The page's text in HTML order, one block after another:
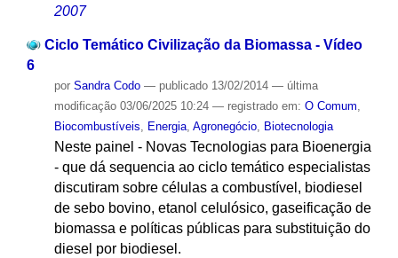
2007
Ciclo Temático Civilização da Biomassa - Vídeo
6
por Sandra Codo — publicado13/02/2014 — última
modificação03/06/2025 10:24 — registrado em: O Comum,
Biocombustíveis, Energia, Agronegócio, Biotecnologia
Neste painel - Novas Tecnologias para Bioenergia
- que dá sequencia ao ciclo temático especialistas
discutiram sobre células a combustível, biodiesel
de sebo bovino, etanol celulósico, gaseificação de
biomassa e políticas públicas para substituição do
diesel por biodiesel.